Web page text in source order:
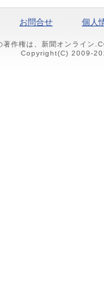
お問合せ 個人
作権は、新聞オンライン
Copyright(C) 2009-